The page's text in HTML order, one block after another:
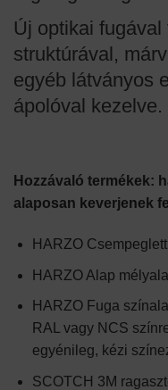
Új optikai
struktúrával,
egyéb látványos
ápolóval kezelve.
Hozzávaló termékek:
alaposan keverjenek
HARZO Csempeglett
HARZO Alap
HARZO Fuga
RAL vagy NCS
egyénileg, kézi
SCOTCH 3M